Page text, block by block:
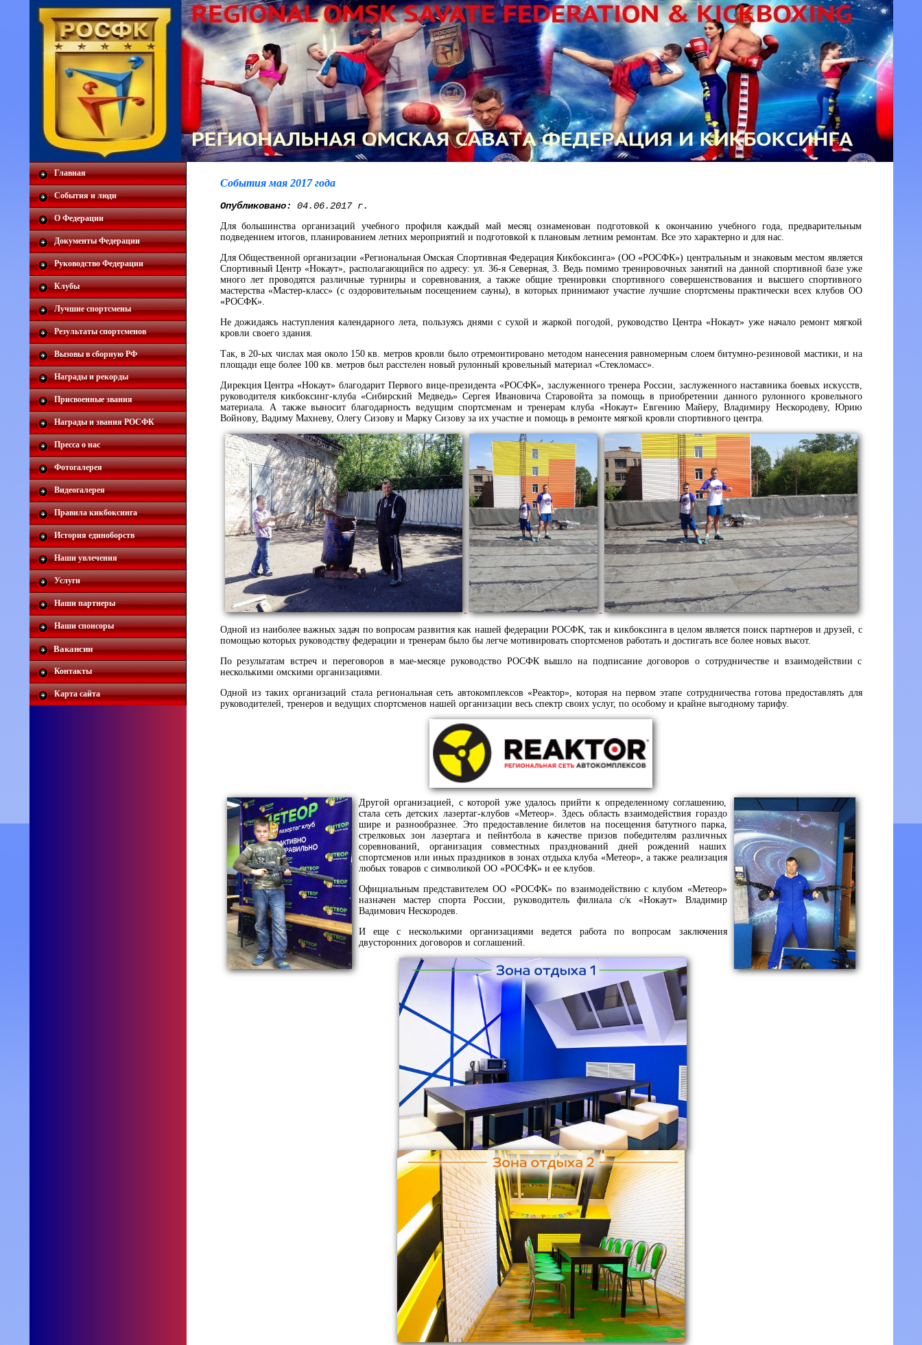
Главная
События и люди
О Федерации
Документы Федерации
Руководство Федерации
Клубы
Лучшие спортсмены
Результаты спортсменов
Вызовы в сборную РФ
Награды и рекорды
Присвоенные звания
Награды и звания РОСФК
Пресса о нас
Фотогалерея
Видеогалерея
Правила кикбоксинга
История единоборств
Наши увлечения
Услуги
Наши партнеры
Наши спонсоры
Вакансии
Контакты
Карта сайта
События мая 2017 года
Опубликовано: 04.06.2017 г.
Для большинства организаций учебного профиля каждый май месяц ознаменован подготовкой к окончанию учебного года, предварительным
подведением итогов, планированием летних мероприятий и подготовкой к плановым летним ремонтам. Все это характерно и для нас.
Для Общественной организации «Региональная Омская Спортивная Федерация Кикбоксинга» (ОО «РОСФК») центральным и знаковым местом является
Спортивный Центр «Нокаут», располагающийся по адресу: ул. 36-я Северная, 3. Ведь помимо тренировочных занятий на данной спортивной базе уже
много лет проводятся различные турниры и соревнования, а также общие тренировки спортивного совершенствования и высшего спортивного
мастерства «Мастер-класс» (с оздоровительным посещением сауны), в которых принимают участие лучшие спортсмены практически всех клубов ОО
«РОСФК».
Не дожидаясь наступления календарного лета, пользуясь днями с сухой и жаркой погодой, руководство Центра «Нокаут» уже начало ремонт мягкой
кровли своего здания.
Так, в 20-ых числах мая около 150 кв. метров кровли было отремонтировано методом нанесения равномерным слоем битумно-резиновой мастики, и на
площади еще более 100 кв. метров был расстелен новый рулонный кровельный материал «Стекломасс».
Дирекция Центра «Нокаут» благодарит Первого вице-президента «РОСФК», заслуженного тренера России, заслуженного наставника боевых искусств,
руководителя кикбоксинг-клуба «Сибирский Медведь» Сергея Ивановича Старовойта за помощь в приобретении данного рулонного кровельного
материала. А также выносит благодарность ведущим спортсменам и тренерам клуба «Нокаут» Евгению Майеру, Владимиру Нескородеву, Юрию
Войнову, Вадиму Махневу, Олегу Сизову и Марку Сизову за их участие и помощь в ремонте мягкой кровли спортивного центра.
Одной из наиболее важных задач по вопросам развития как нашей федерации РОСФК, так и кикбоксинга в целом является поиск партнеров и друзей, с
помощью которых руководству федерации и тренерам было бы легче мотивировать спортсменов работать и достигать все более новых высот.
По результатам встреч и переговоров в мае-месяце руководство РОСФК вышло на подписание договоров о сотрудничестве и взаимодействии с
несколькими омскими организациями.
Одной из таких организаций стала региональная сеть автокомплексов «Реактор», которая на первом этапе сотрудничества готова предоставлять для
руководителей, тренеров и ведущих спортсменов нашей организации весь спектр своих услуг, по особому и крайне выгодному тарифу.
Другой организацией, с которой уже удалось прийти к определенному соглашению,
стала сеть детских лазертаг-клубов «Метеор». Здесь область взаимодействия гораздо
шире и разнообразнее. Это предоставление билетов на посещения батутного парка,
стрелковых зон лазертага и пейнтбола в качестве призов победителям различных
соревнований, организация совместных празднований дней рождений наших
спортсменов или иных праздников в зонах отдыха клуба «Метеор», а также реализация
любых товаров с символикой ОО «РОСФК» и ее клубов.
Официальным представителем ОО «РОСФК» по взаимодействию с клубом «Метеор»
назначен мастер спорта России, руководитель филиала с/к «Нокаут» Владимир
Вадимович Нескородев.
И еще с несколькими организациями ведется работа по вопросам заключения
двусторонних договоров и соглашений.